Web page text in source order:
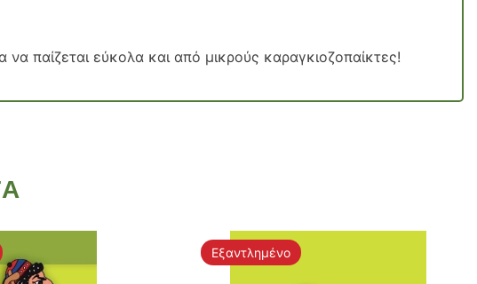
παίζεται εύκολα και από μικρούς καραγκιοζοπαίκτες!
Εξαντλημένο